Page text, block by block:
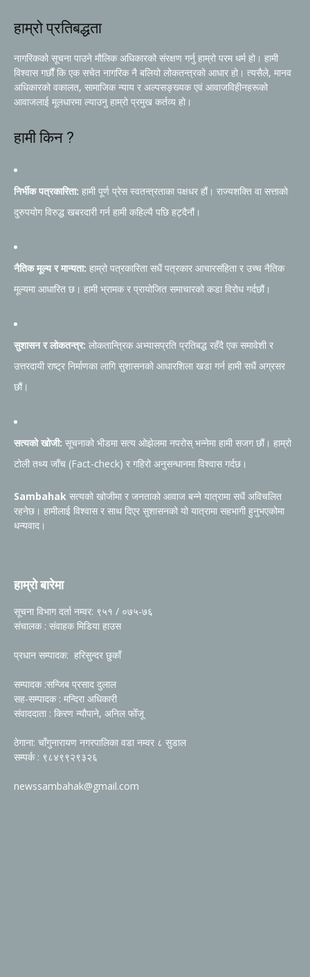
हाम्रो प्रतिबद्धता
नागरिकको सूचना पाउने मौलिक अधिकारको संरक्षण गर्नु हाम्रो परम धर्म हो। हामी
विश्वास गर्छौं कि एक सचेत नागरिक नै बलियो लोकतन्त्रको आधार हो। त्यसैले, मानव
अधिकारको वकालत, सामाजिक न्याय र अल्पसङ्ख्यक एवं आवाजविहीनहरूको
आवाजलाई मूलधारमा ल्याउनु हाम्रो प्रमुख कर्तव्य हो।
हामी किन ?
निर्भीक पत्रकारिता: हामी पूर्ण प्रेस स्वतन्त्रताका पक्षधर हौं। राज्यशक्ति वा सत्ताको
दुरुपयोग विरुद्ध खबरदारी गर्न हामी कहिल्यै पछि हट्दैनौं।
नैतिक मूल्य र मान्यता: हाम्रो पत्रकारिता सधैं पत्रकार आचारसंहिता र उच्च नैतिक
मूल्यमा आधारित छ। हामी भ्रामक र प्रायोजित समाचारको कडा विरोध गर्दछौं।
सुशासन र लोकतन्त्र: लोकतान्त्रिक अभ्यासप्रति प्रतिबद्ध रहँदै एक समावेशी र
उत्तरदायी राष्ट्र निर्माणका लागि सुशासनको आधारशिला खडा गर्न हामी सधैं अग्रसर
छौं।
सत्यको खोजी: सूचनाको भीडमा सत्य ओझेलमा नपरोस् भन्नेमा हामी सजग छौं। हाम्रो
टोली तथ्य जाँच (Fact-check) र गहिरो अनुसन्धानमा विश्वास गर्दछ।
Sambahak सत्यको खोजीमा र जनताको आवाज बन्ने यात्रामा सधैं अविचलित
रहनेछ। हामीलाई विश्वास र साथ दिएर सुशासनको यो यात्रामा सहभागी हुनुभएकोमा
धन्यवाद।
हाम्रो बारेमा
सूचना विभाग दर्ता नम्वर: ९५१ / ०७५-७६
संचालक : संवाहक मिडिया हाउस
प्रधान सम्पादक: हरिसुन्दर छुकाँ
सम्पादक :सन्जिब प्रसाद दुलाल
सह-सम्पादक : मन्दिरा अधिकारी
संवाददाता : किरण न्यौपाने, अनिल फोँजू
ठेगाना: चाँगुनारायण नगरपालिका वडा नम्वर ८ सुडाल
सम्पर्क : ९८४९९२९३२६
newssambahak@gmail.com